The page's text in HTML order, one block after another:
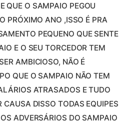
QUE O SAMPAIO PEGOU
PRÓXIMO ANO ,ISSO É PRA
PEQUENO QUE SENTE
E O SEU TORCEDOR TEM
AMBICIOSO, NÃO É
QUE O SAMPAIO NÃO TEM
ATRASADOS E TUDO
CAUSA DISSO TODAS EQUIPES
ADVERSÁRIOS DO SAMPAIO